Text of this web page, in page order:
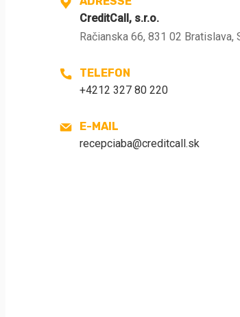
CreditCall, s.r.o.
Račianska 66, 831 02
TELEFON
+4212 327 80 220
E-MAIL
recepciaba@creditcall.sk